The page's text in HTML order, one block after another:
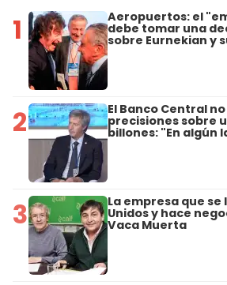
1 Aeropuertos: el
debe tomar una
sobre Eurnekian y
2 El Banco Central
precisiones sobre
billones: "En algún
3 La empresa que
Unidos y hace
Vaca Muerta